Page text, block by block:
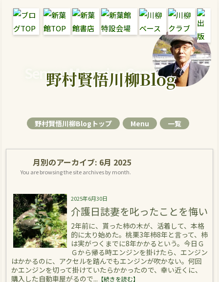
Senryu Magazine Senryu Blog
野村賢悟川柳Blog
野村賢悟川柳Blogトップ Menu 一覧
月別のアーカイブ: 6月 2025
You are browsing the site archives by month.
2025年6月30日
介護日誌妻を叱ったことを悔い
2年前に、貰った柿の木が、活着して、本格
的に太り始めた。桃栗3年柿8年と言って、柿
は実がつくまでに8年かかるという。今日Ｇ
Ｇから帰る時エンジンを掛けたら、エンジン
はかかるのに、アクセルを踏んでもエンジンが吹かない。何回
かエンジンを切って掛けていたらかかったので、幸い近くに、
購入した自動車屋がるので... 【続きを読む】